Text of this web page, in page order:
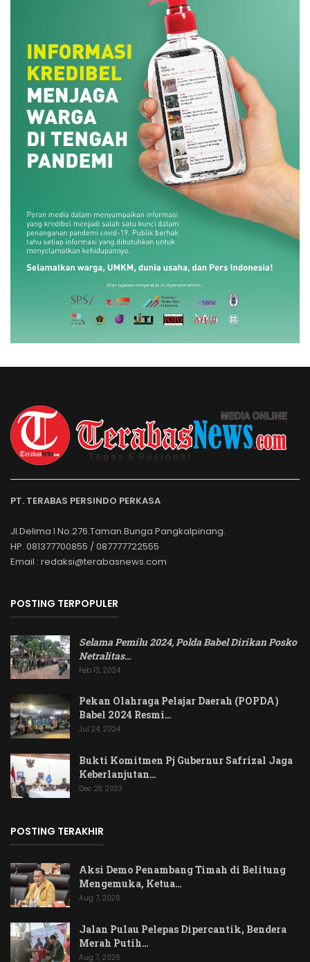
PT. TERABAS PERSINDO PERKASA
Jl.Delima I No.276.Taman Bunga Pangkalpinang.
HP. 081377700855 / 087777722555
Email : redaksi@terabasnews.com
POSTING TERPOPULER
Selama Pemilu 2024, Polda Babel Dirikan Posko
Netralitas…
Feb 13, 2024
Pekan Olahraga Pelajar Daerah (POPDA)
Babel 2024 Resmi…
Jul 24, 2024
Bukti Komitmen Pj Gubernur Safrizal Jaga
Keberlanjutan…
Dec 28, 2023
POSTING TERAKHIR
Aksi Demo Penambang Timah di Belitung
Mengemuka, Ketua…
Aug 7, 2026
Jalan Pulau Pelepas Dipercantik, Bendera
Merah Putih…
Aug 7, 2026